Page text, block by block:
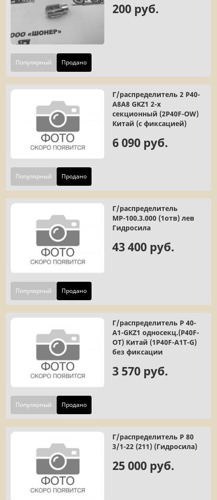
Популярный Продано
200 руб.
Популярный Продано
Г/распределитель 2 Р40-
А8А8 GKZ1 2-х
секционный (2P40F-OW)
Китай (с фиксацией)
6 090 руб.
Популярный Продано
Г/распределитель
МР-100.3.000 (1отв) лев
Гидросила
43 400 руб.
Популярный Продано
Г/распределитель Р 40-
А1-GКZ1 односекц.(P40F-
OT) Китай (1P40F-A1T-G)
без фиксации
3 570 руб.
Г/распределитель Р 80
3/1-22 (211) (Гидросила)
25 000 руб.